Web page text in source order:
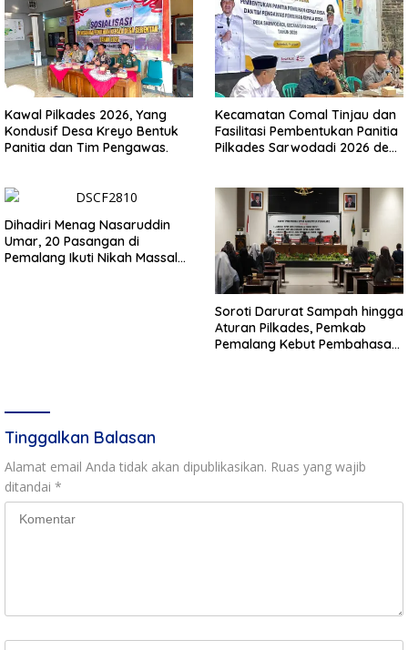
Kawal Pilkades 2026, Yang
Kondusif Desa Kreyo Bentuk
Panitia dan Tim Pengawas.
Kecamatan Comal Tinjau dan
Fasilitasi Pembentukan Panitia
Pilkades Sarwodadi 2026 demi
Dihadiri Menag Nasaruddin
Umar, 20 Pasangan di
Pemalang Ikuti Nikah Massal
Soroti Darurat Sampah hingga
Aturan Pilkades, Pemkab
Pemalang Kebut Pembahasan
Tinggalkan Balasan
Alamat email Anda tidak akan dipublikasikan. Ruas yang wajib
ditandai *